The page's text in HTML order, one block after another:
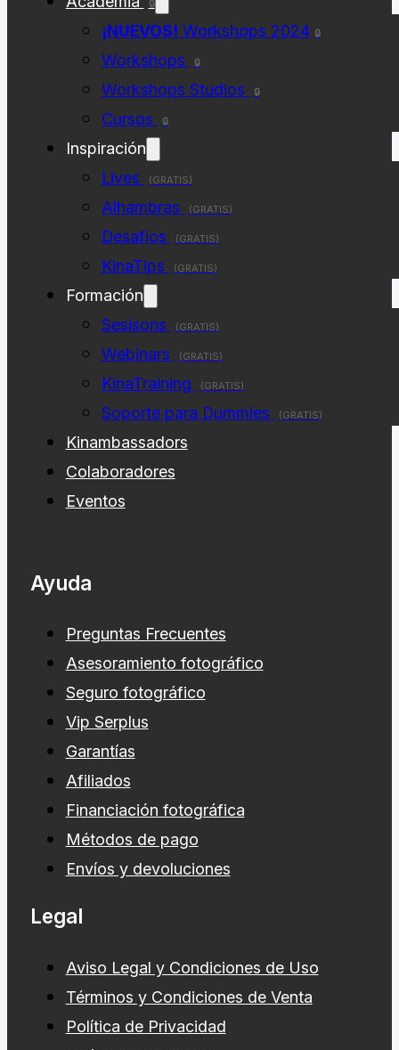
🔒
¡NUEVOS! Workshops 2024 🔒
Workshops 🔒
Workshops Studios 🔒
Cursos 🔒
Inspiración
Lives
(GRATIS)
Alhambras (GRATIS)
Desafios (GRATIS)
KinaTips (GRATIS)
Formación
Sesisons
(GRATIS)
Webinars (GRATIS)
KinaTraining (GRATIS)
Soporte para Dummies (GRATIS)
Kinambassadors
Colaboradores
Eventos
Ayuda
Preguntas Frecuentes
Asesoramiento fotográfico
Seguro fotográfico
Vip Serplus
Garantías
Afiliados
Financiación fotográfica
Métodos de pago
Envíos y devoluciones
Legal
Aviso Legal y Condiciones de Uso
Términos y Condiciones de Venta
Política de Privacidad